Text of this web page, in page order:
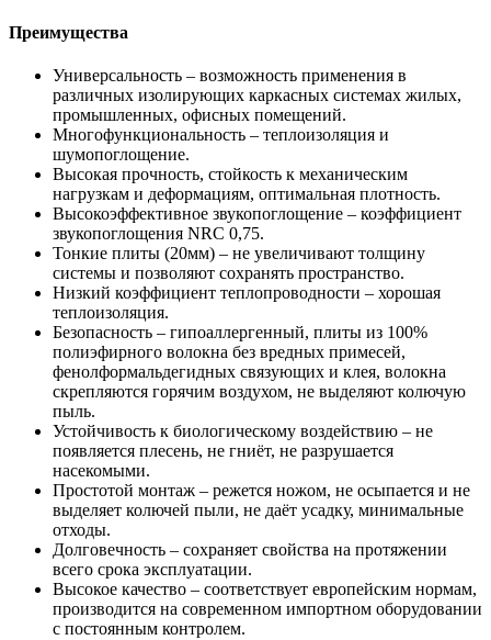
Преимущества
Универсальность – возможность применения в
различных изолирующих каркасных системах жилых,
промышленных, офисных помещений.
Многофункциональность – теплоизоляция и
шумопоглощение.
Высокая прочность, стойкость к механическим
нагрузкам и деформациям, оптимальная плотность.
Высокоэффективное звукопоглощение – коэффициент
звукопоглощения NRC 0,75.
Тонкие плиты (20мм) – не увеличивают толщину
системы и позволяют сохранять пространство.
Низкий коэффициент теплопроводности – хорошая
теплоизоляция.
Безопасность – гипоаллергенный, плиты из 100%
полиэфирного волокна без вредных примесей,
фенолформальдегидных связующих и клея, волокна
скрепляются горячим воздухом, не выделяют колючую
пыль.
Устойчивость к биологическому воздействию – не
появляется плесень, не гниёт, не разрушается
насекомыми.
Простотой монтаж – режется ножом, не осыпается и не
выделяет колючей пыли, не даёт усадку, минимальные
отходы.
Долговечность – сохраняет свойства на протяжении
всего срока эксплуатации.
Высокое качество – соответствует европейским нормам,
производится на современном импортном оборудовании
с постоянным контролем.